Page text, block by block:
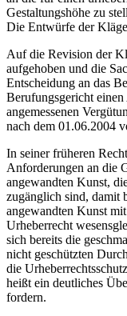
Gestaltungshöhe zu
Die Entwürfe der
Auf die Revision der
aufgehoben und die
Entscheidung an das
Berufungsgericht
angemessenen
nach dem 01.06.2004
In seiner früheren
Anforderungen an die
angewandten Kunst,
zugänglich sind, damit
angewandten Kunst
Urheberrecht
sich bereits die
nicht geschützten
die
heißt ein deutliches
fordern.